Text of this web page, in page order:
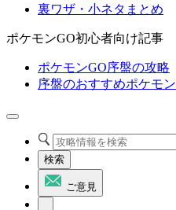
裏ワザ・小ネタまとめ
ポケモンGO初心者向け記事
ポケモンGO序盤の攻略
序盤のおすすめポケモン
検索
ご意見